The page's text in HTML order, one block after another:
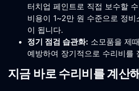
터치업 페인트로 직접 보수할
비용이 1~2만 원 수준으로 정
이 됩니다.
정기 점검 습관화: 소모품을 제
예방하여 장기적으로 수리비를
지금 바로 수리비를 계산